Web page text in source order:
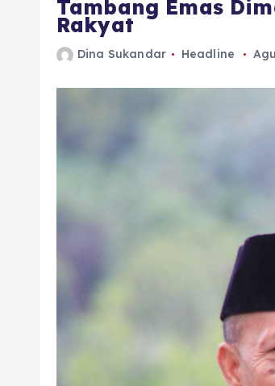
Tambang Emas
Rakyat
Dina Sukandar Headline